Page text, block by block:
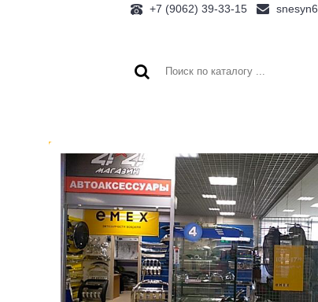
+7 (9062) 39-33-15